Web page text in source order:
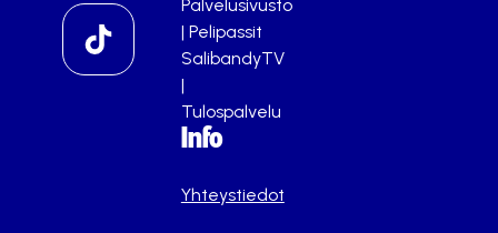
Palvelusivusto
| Pelipassit
SalibandyTV
|
Tulospalvelu
Info
Yhteystiedot